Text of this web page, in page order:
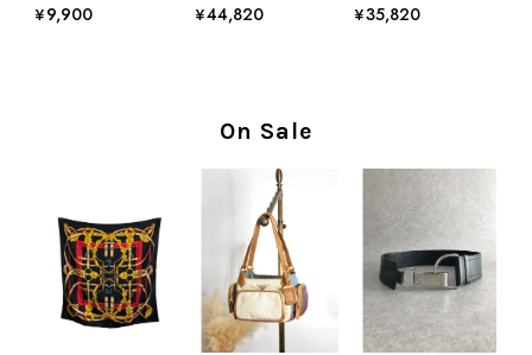
なレビューをありがとうございます。
ィンテージならではの上品な魅力を感
大変励みになります！ ぜひこれから
末永くご愛用いただけましたら幸いで
す。 また気になる商品やご不明な点
などございましたら、いつでもお気軽
にご相談ください。 またご縁がござ
いましたら、ぜひよろしくお願いいた
します。 VintageShop solo
¥9,900 ¥44,820 ¥35,820
On Sale